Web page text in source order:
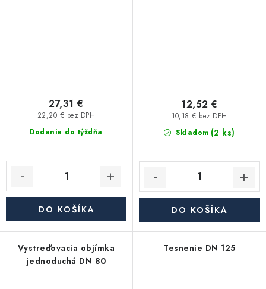
Dodanie do týždňa
22,20 € bez DPH
27,31 €
DO KOŠÍKA
Skladom (2 ks)
10,18 € bez DPH
12,52 €
DO KOŠÍKA
Vystreďovacia objímka
jednoduchá DN 80
Tesnenie DN 125